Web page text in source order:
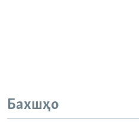
Бахшҳо